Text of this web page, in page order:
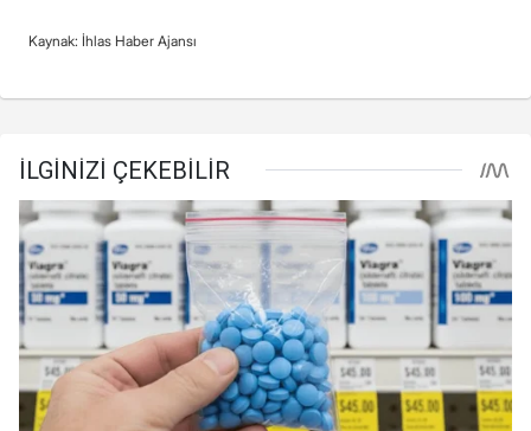
Kaynak: İhlas Haber Ajansı